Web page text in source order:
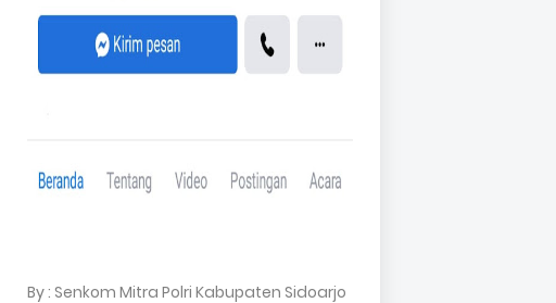
By : Senkom Mitra Polri Kabupaten Sidoarjo